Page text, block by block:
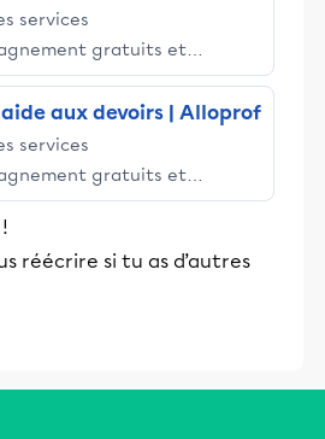
services
gratuits et
Alloprof engage les élèves
dans la réussite
aux devoirs | Alloprof
services
gratuits et
Alloprof engage les élèves
dans la réussite
réécrire si tu as d’autres